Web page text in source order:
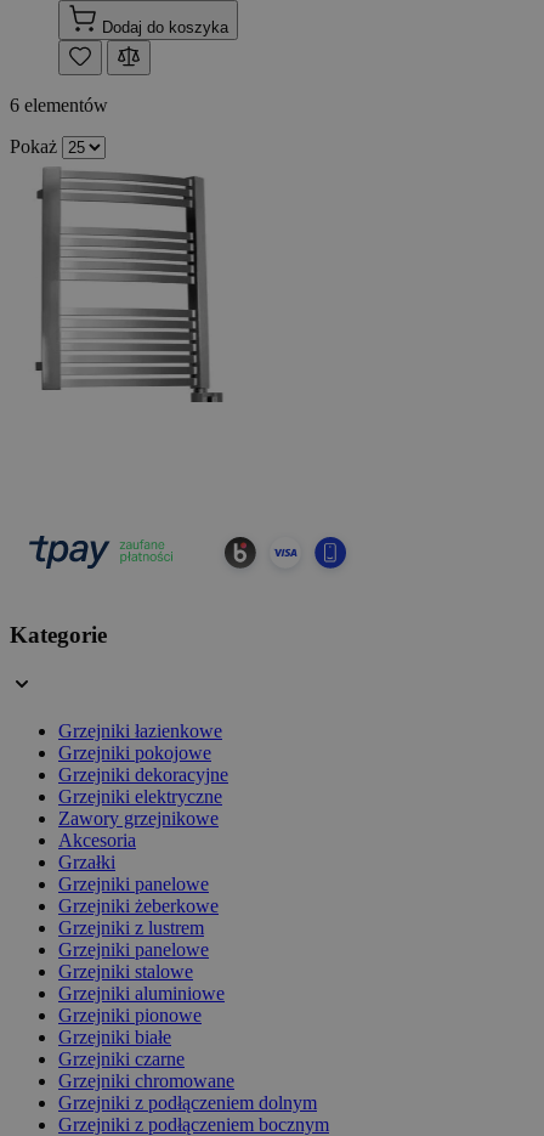
Dodaj do koszyka
6 elementów
Pokaż
Kategorie
Grzejniki łazienkowe
Grzejniki pokojowe
Grzejniki dekoracyjne
Grzejniki elektryczne
Zawory grzejnikowe
Akcesoria
Grzałki
Grzejniki panelowe
Grzejniki żeberkowe
Grzejniki z lustrem
Grzejniki panelowe
Grzejniki stalowe
Grzejniki aluminiowe
Grzejniki pionowe
Grzejniki białe
Grzejniki czarne
Grzejniki chromowane
Grzejniki z podłączeniem dolnym
Grzejniki z podłączeniem bocznym